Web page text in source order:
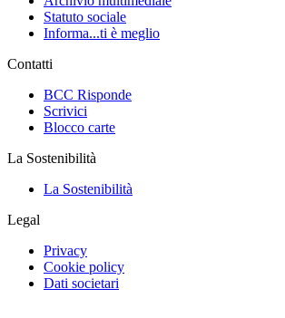
Statuto sociale
Informa...ti è meglio
Contatti
BCC Risponde
Scrivici
Blocco carte
La Sostenibilità
La Sostenibilità
Legal
Privacy
Cookie policy
Dati societari